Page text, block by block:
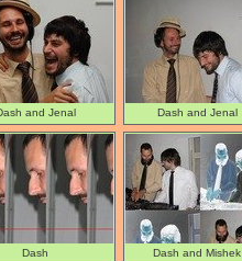
and Jenal Dash and Jenal
Dash Dash and Mishek